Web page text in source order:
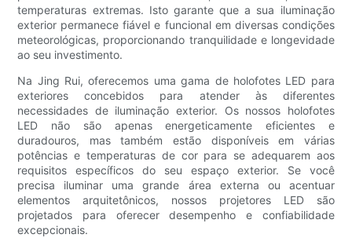
temperaturas extremas. Isto garante que a sua iluminação
exterior permanece fiável e funcional em diversas condições
meteorológicas, proporcionando tranquilidade e longevidade
ao seu investimento.
Na Jing Rui, oferecemos uma gama de holofotes LED para
exteriores concebidos para atender às diferentes
necessidades de iluminação exterior. Os nossos holofotes
LED não são apenas energeticamente eficientes e
duradouros, mas também estão disponíveis em várias
potências e temperaturas de cor para se adequarem aos
requisitos específicos do seu espaço exterior. Se você
precisa iluminar uma grande área externa ou acentuar
elementos arquitetônicos, nossos projetores LED são
projetados para oferecer desempenho e confiabilidade
excepcionais.